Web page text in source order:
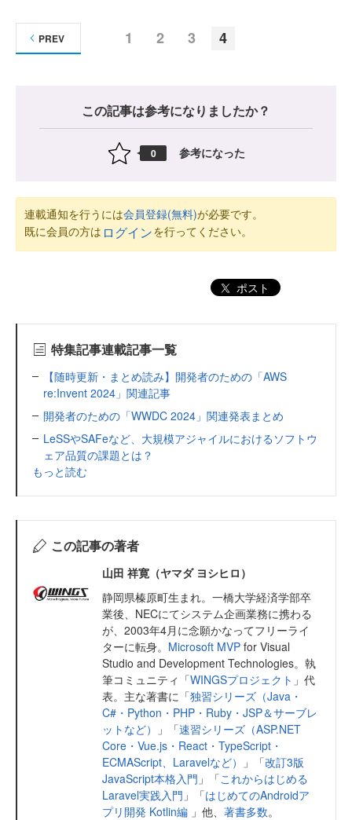
1 2 3 4
PREV
この記事は参考になりましたか？
0 参考になった
連載通知を行うには会員登録(無料)が必要です。
既に会員の方は ログインを行ってください。
ポスト
特集記事連載記事一覧
【随時更新・まとめ読み】開発者のための「AWS
re:Invent 2024」関連記事
開発者のための「WWDC 2024」関連発表まとめ
LeSSやSAFeなど、大規模アジャイルにおけるソフトウ
ェア品質の課題とは？
もっと読む
この記事の著者
山田 祥寛（ヤマダ ヨシヒロ）
静岡県榛原町生まれ。一橋大学経済学部卒
業後、NECにてシステム企画業務に携わる
が、2003年4月に念願かなってフリーライ
ターに転身。 Microsoft MVP for Visual
Studio and Development Technologies。執
筆コミュニティ「WINGSプロジェクト 」代
表。主な著書に「独習シリーズ（Java・
C#・Python・PHP・Ruby・JSP＆サーブレ
ットなど）
」「速習シリーズ（ASP.NET
Core・Vue.js・React・TypeScript・
ECMAScript、Laravelなど）
」「改訂3版
JavaScript本格入門 」「これからはじめる
Laravel実践入門 」「はじめてのAndroidア
プリ開発 Kotlin編 」他、 著書多数。